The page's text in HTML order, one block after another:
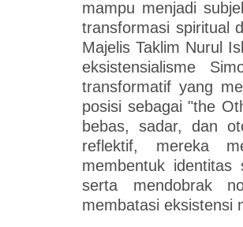
mampu menjadi
transformasi spiritual
Majelis Taklim Nurul
eksistensialisme
transformatif yang
posisi sebagai "the
bebas, sadar, dan
reflektif, mereka
membentuk
serta mendobrak
membatasi eksistensi